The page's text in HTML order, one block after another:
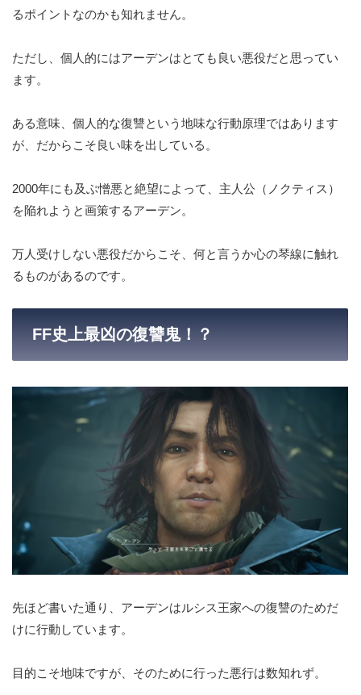
るポイントなのかも知れません。
ただし、個人的にはアーデンはとても良い悪役だと思ってい
ます。
ある意味、個人的な復讐という地味な行動原理ではあります
が、だからこそ良い味を出している。
2000年にも及ぶ憎悪と絶望によって、主人公（ノクティス）
を陥れようと画策するアーデン。
万人受けしない悪役だからこそ、何と言うか心の琴線に触れ
るものがあるのです。
FF史上最凶の復讐鬼！？
先ほど書いた通り、アーデンはルシス王家への復讐のためだ
けに行動しています。
目的こそ地味ですが、そのために行った悪行は数知れず。